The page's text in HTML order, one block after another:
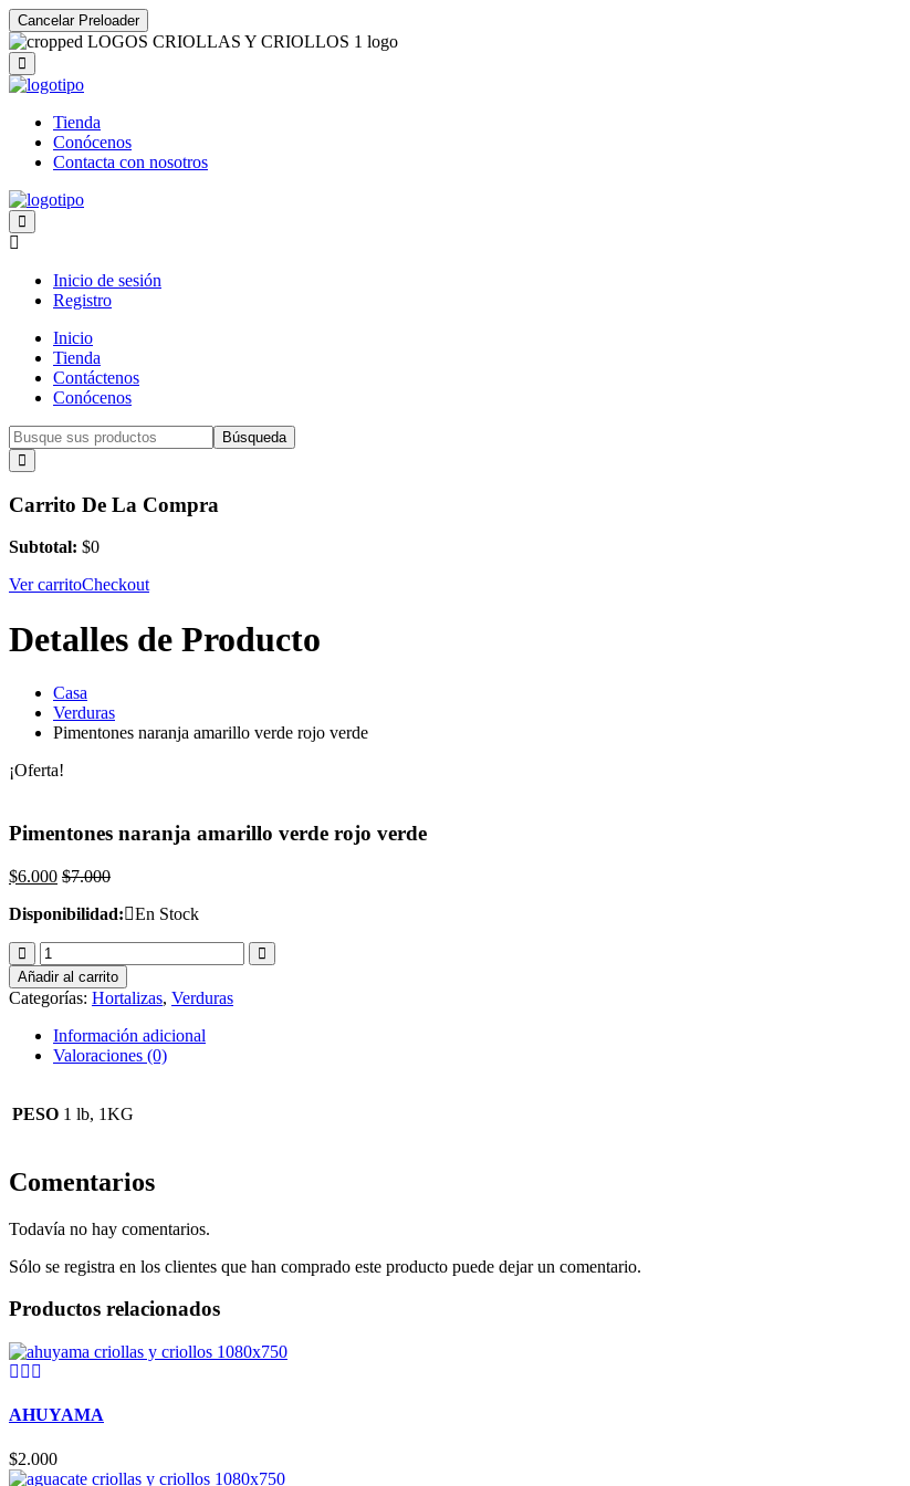
Cancelar Preloader
Tienda
Conócenos
Contacta con nosotros
Inicio de sesión
Registro
Inicio
Tienda
Contáctenos
Conócenos
Búsqueda
Carrito De La Compra
Subtotal: $0
Ver carritoCheckout
Detalles de Producto
Casa
Verduras
Pimentones naranja amarillo verde rojo verde
¡Oferta!
Pimentones naranja amarillo verde rojo verde
$6.000 $7.000
Disponibilidad:
En Stock
Pimentones
naranja
amarillo
verde
verde
cantidad
Añadir al carrito
Categorías: Hortalizas, Verduras
Información adicional
Valoraciones (0)
PESO 1 lb, 1KG
Comentarios
Todavía no hay comentarios.
Sólo se registra en los clientes que han comprado este producto puede dejar un comentario.
Productos relacionados
AHUYAMA
$2.000